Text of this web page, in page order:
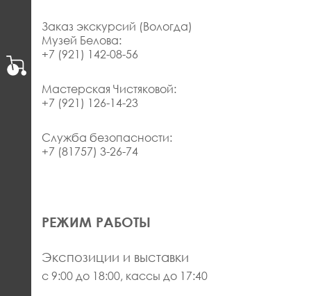
Заказ экскурсий (Вологда)
Музей Белова:
+7 (921) 142-08-56
Мастерская Чистяковой:
+7 (921) 126-14-23
Служба безопасности:
+7 (81757) 3-26-74
РЕЖИМ РАБОТЫ
Экспозиции и выставки
с 9:00 до 18:00, кассы до 17:40